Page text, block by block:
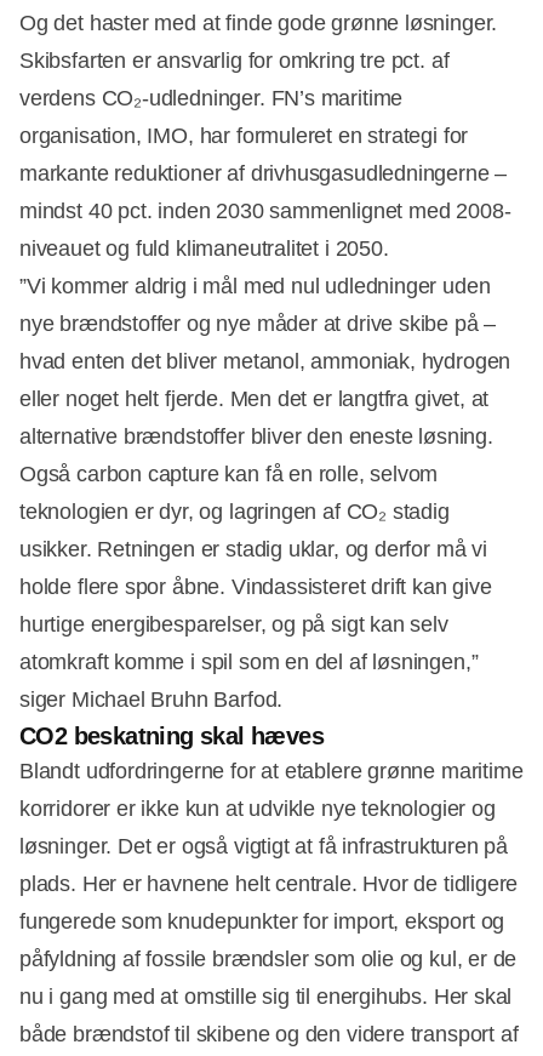
Og det haster med at finde gode grønne løsninger.
Skibsfarten er ansvarlig for omkring tre pct. af
verdens CO₂-udledninger. FN’s maritime
organisation, IMO, har formuleret en strategi for
markante reduktioner af drivhusgasudledningerne –
mindst 40 pct. inden 2030 sammenlignet med 2008-
niveauet og fuld klimaneutralitet i 2050.
”Vi kommer aldrig i mål med nul udledninger uden
nye brændstoffer og nye måder at drive skibe på –
hvad enten det bliver metanol, ammoniak, hydrogen
eller noget helt fjerde. Men det er langtfra givet, at
alternative brændstoffer bliver den eneste løsning.
Også carbon capture kan få en rolle, selvom
teknologien er dyr, og lagringen af CO₂ stadig
usikker. Retningen er stadig uklar, og derfor må vi
holde flere spor åbne. Vindassisteret drift kan give
hurtige energibesparelser, og på sigt kan selv
atomkraft komme i spil som en del af løsningen,”
siger Michael Bruhn Barfod.
CO2 beskatning skal hæves
Blandt udfordringerne for at etablere grønne maritime
korridorer er ikke kun at udvikle nye teknologier og
løsninger. Det er også vigtigt at få infrastrukturen på
plads. Her er havnene helt centrale. Hvor de tidligere
fungerede som knudepunkter for import, eksport og
påfyldning af fossile brændsler som olie og kul, er de
nu i gang med at omstille sig til energihubs. Her skal
både brændstof til skibene og den videre transport af